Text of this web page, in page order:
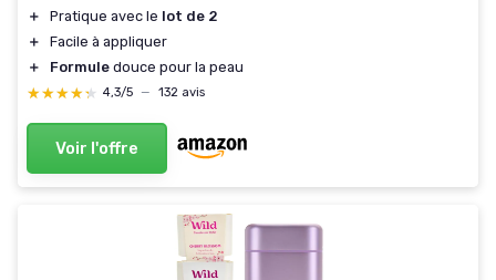
＋
Pratique avec le lot de 2
＋
Facile à appliquer
＋
Formule douce pour la peau
★★★★★
★★★★★ 4,3/5 — 132 avis
Voir l'offre